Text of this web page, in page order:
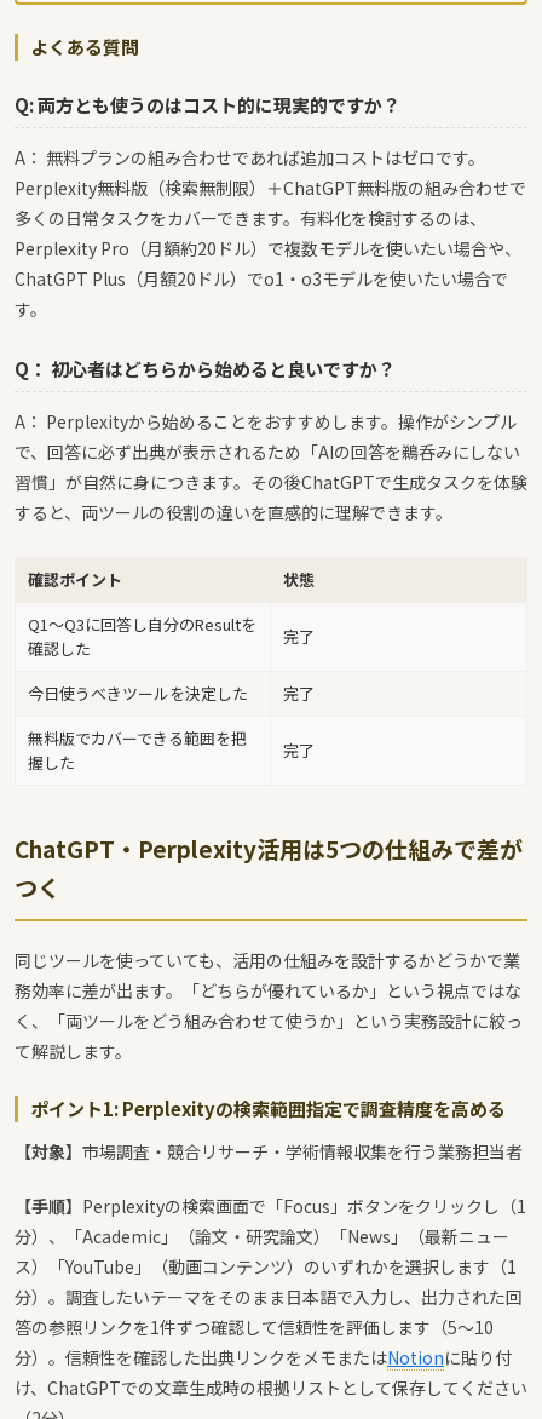
よくある質問
Q: 両方とも使うのはコスト的に現実的ですか？
A： 無料プランの組み合わせであれば追加コストはゼロです。
Perplexity無料版（検索無制限）＋ChatGPT無料版の組み合わせで
多くの日常タスクをカバーできます。有料化を検討するのは、
Perplexity Pro（月額約20ドル）で複数モデルを使いたい場合や、
ChatGPT Plus（月額20ドル）でo1・o3モデルを使いたい場合で
す。
Q： 初心者はどちらから始めると良いですか？
A： Perplexityから始めることをおすすめします。操作がシンプル
で、回答に必ず出典が表示されるため「AIの回答を鵜呑みにしない
習慣」が自然に身につきます。その後ChatGPTで生成タスクを体験
すると、両ツールの役割の違いを直感的に理解できます。
確認ポイント
状態
Q1〜Q3に回答し自分のResultを
確認した
完了
今日使うべきツールを決定した
完了
無料版でカバーできる範囲を把
握した
完了
ChatGPT・Perplexity活用は5つの仕組みで差が
つく
同じツールを使っていても、活用の仕組みを設計するかどうかで業
務効率に差が出ます。「どちらが優れているか」という視点ではな
く、「両ツールをどう組み合わせて使うか」という実務設計に絞っ
て解説します。
ポイント1: Perplexityの検索範囲指定で調査精度を高める
【対象】 市場調査・競合リサーチ・学術情報収集を行う業務担当者
【手順】 Perplexityの検索画面で「Focus」ボタンをクリックし（1
分）、「Academic」（論文・研究論文）「News」（最新ニュー
ス）「YouTube」（動画コンテンツ）のいずれかを選択します（1
分）。調査したいテーマをそのまま日本語で入力し、出力された回
答の参照リンクを1件ずつ確認して信頼性を評価します（5〜10
分）。信頼性を確認した出典リンクをメモまたはNotionに貼り付
け、ChatGPTでの文章生成時の根拠リストとして保存してください